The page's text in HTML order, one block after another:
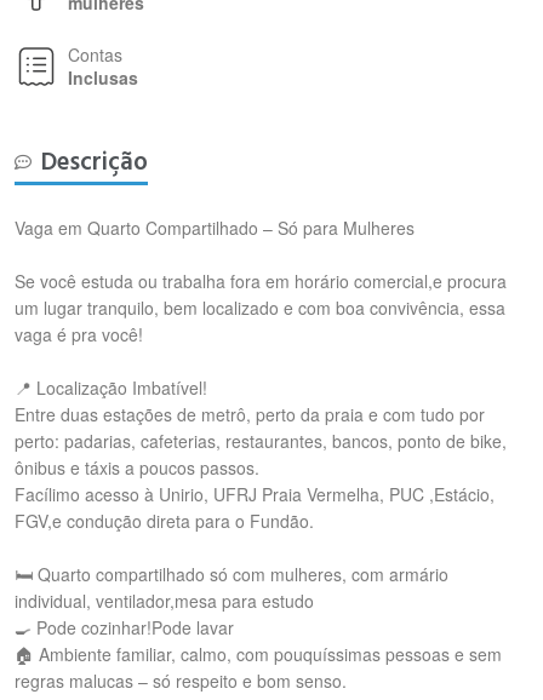
Contas
Inclusas
Descrição
Vaga em Quarto Compartilhado – Só para Mulheres
Se você estuda ou trabalha fora em horário comercial,e procura
um lugar tranquilo, bem localizado e com boa convivência, essa
vaga é pra você!
📍 Localização Imbatível!
Entre duas estações de metrô, perto da praia e com tudo por
perto: padarias, cafeterias, restaurantes, bancos, ponto de bike,
ônibus e táxis a poucos passos.
Facílimo acesso à Unirio, UFRJ Praia Vermelha, PUC ,Estácio,
FGV,e condução direta para o Fundão.
🛏️ Quarto compartilhado só com mulheres, com armário
individual, ventilador,mesa para estudo
🍳 Pode cozinhar!Pode lavar
🏠 Ambiente familiar, calmo, com pouquíssimas pessoas e sem
regras malucas – só respeito e bom senso.